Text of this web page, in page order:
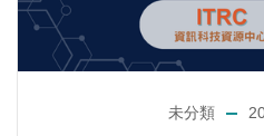
未分類